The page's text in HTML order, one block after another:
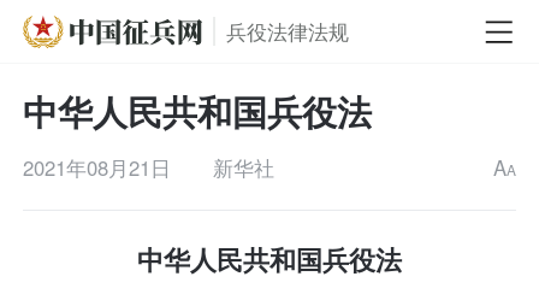
兵役法律法规
中华人民共和国兵役法
2021年08月21日 新华社 AA
中华人民共和国兵役法